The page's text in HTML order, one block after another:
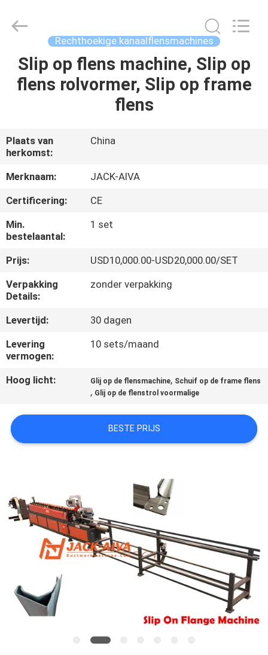
THUIS
OVER
ONS
FABRIEKSTOCHT
KWALITEITSCONTROLE
NEEM
CONTACT
MET
ONS
OP
VRAAG
SITEMAP
PRIVACY
AIVA
MACHINERY
Reserved.
Rechthoekige kanaalflensmachines
Slip op flens machine, Slip op
flens rolvormer, Slip op frame
flens
Plaats van
herkomst:
China
Merknaam:
JACK-AIVA
Certificering:
CE
Min.
bestelaantal:
1 set
Prijs:
USD10,000.00-USD20,000.00/SET
Verpakking
Details:
zonder verpakking
Levertijd:
30 dagen
Levering
vermogen:
10 sets/maand
Hoog licht: Glij op de flensmachine, Schuif op de frame flens
, Glij op de flenstrol voormalige
BESTE PRIJS